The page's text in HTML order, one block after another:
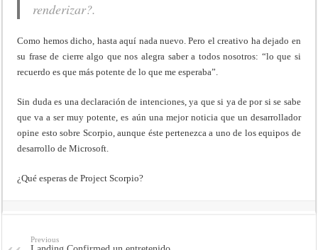
renderizar?.
Como hemos dicho, hasta aquí nada nuevo. Pero el creativo ha dejado en
su frase de cierre algo que nos alegra saber a todos nosotros: “lo que si
recuerdo es que más potente de lo que me esperaba”.
Sin duda es una declaración de intenciones, ya que si ya de por si se sabe
que va a ser muy potente, es aún una mejor noticia que un desarrollador
opine esto sobre Scorpio, aunque éste pertenezca a uno de los equipos de
desarrollo de Microsoft.
¿Qué esperas de Project Scorpio?
Previous